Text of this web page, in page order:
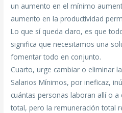
un aumento en el mínimo
aumento en la productividad
Lo que sí queda claro, es que
significa que necesitamos una
fomentar todo en conjunto.
Cuarto, urge cambiar o eliminar
Salarios Mínimos, por ineficaz,
cuántas personas laboran allí o
total, pero la remuneración total